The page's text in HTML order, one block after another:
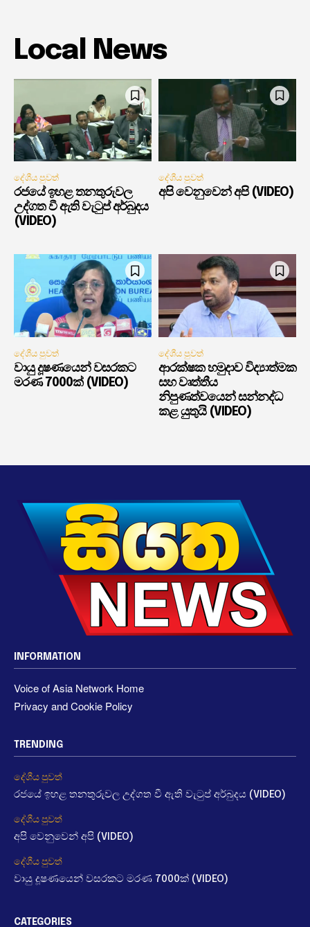
Local News
දේශීය පුවත්
රජයේ ඉහළ තනතුරුවල
උද්ගත වී ඇති වැටුප් අර්බුදය
(VIDEO)
දේශීය පුවත්
අපි වෙනුවෙන් අපි (VIDEO)
දේශීය පුවත්
වායු දූෂණයෙන් වසරකට
මරණ 7000ක් (VIDEO)
දේශීය පුවත්
ආරක්ෂක හමුදාව විද්‍යාත්මක
සහ වෘත්තීය
නිපුණත්වයෙන් සන්නද්ධ
කළ යුතුයි (VIDEO)
INFORMATION
Voice of Asia Network Home
Privacy and Cookie Policy
TRENDING
දේශීය පුවත්
රජයේ ඉහළ තනතුරුවල උද්ගත වී ඇති වැටුප් අර්බුදය (VIDEO)
දේශීය පුවත්
අපි වෙනුවෙන් අපි (VIDEO)
දේශීය පුවත්
වායු දූෂණයෙන් වසරකට මරණ 7000ක් (VIDEO)
CATEGORIES